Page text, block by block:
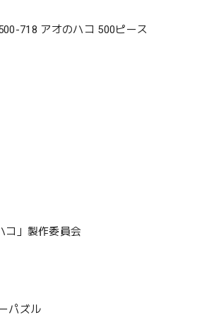
718 アオのハコ 500ピース
コ」製作委員会
パズル